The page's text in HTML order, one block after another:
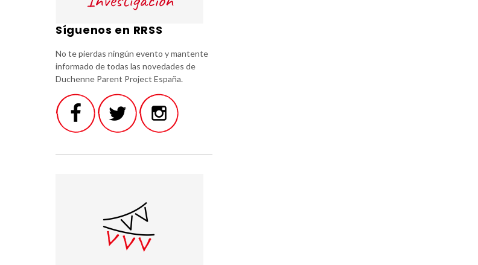
Síguenos en RRSS
No te pierdas ningún evento y mantente
informado de todas las novedades de
Duchenne Parent Project España.